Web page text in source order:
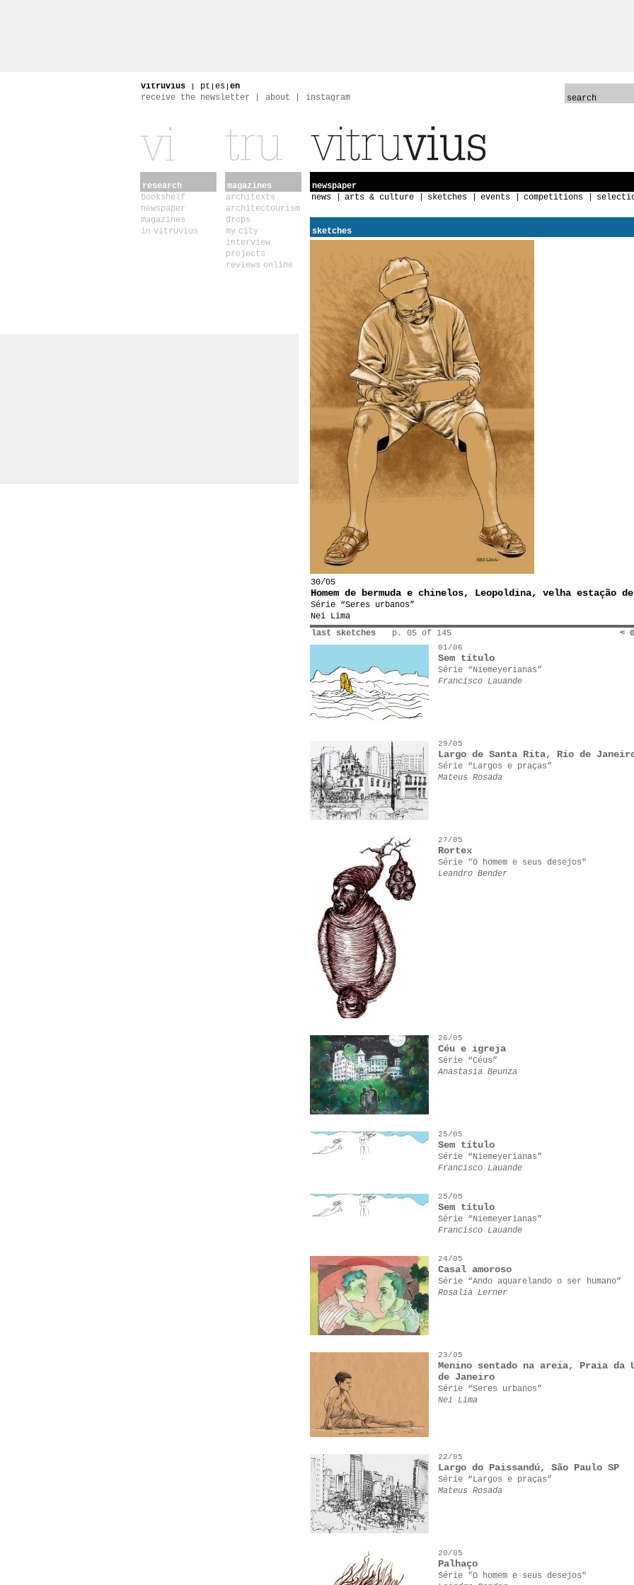
vitruvius | pt | es | en
receive the newsletter
about instagram
research
bookshelf
newspaper
magazines
in vitruvius
magazines
architexts
architectourism
drops
my city
interview
projects
reviews online
newspaper
news
arts & culture sketches events competitions
sketches
30/05
Homem de bermuda e chinelos, Leopoldina, velha estação
Série “Seres urbanos”
Nei Lima
last sketches
p. 05 of 145 <
01/06
Sem título
Série “Niemeyerianas”
Francisco Lauande
29/05
Largo de Santa Rita, Rio de
Série “Largos e praças”
Mateus Rosada
27/05
Rortex
Série "O homem e seus desejos"
Leandro Bender
26/05
Céu e igreja
Série “Céus”
Anastasia Beunza
25/05
Sem título
Série “Niemeyerianas”
Francisco Lauande
25/05
Sem título
Série “Niemeyerianas”
Francisco Lauande
24/05
Casal amoroso
Série “Ando aquarelando o ser humano”
Rosalia Lerner
23/05
Menino sentado na areia, Praia da
de Janeiro
Série “Seres urbanos”
Nei Lima
22/05
Largo do Paissandú, São Paulo SP
Série “Largos e praças”
Mateus Rosada
20/05
Palhaço
Série "O homem e seus desejos"